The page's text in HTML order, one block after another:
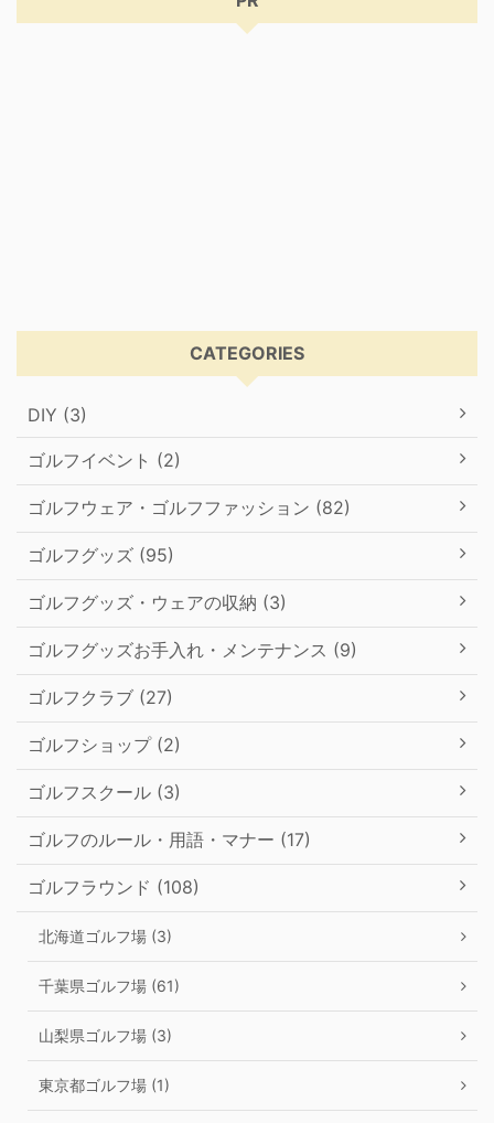
CATEGORIES
DIY (3)
ゴルフイベント (2)
ゴルフウェア・ゴルフファッション (82)
ゴルフグッズ (95)
ゴルフグッズ・ウェアの収納 (3)
ゴルフグッズお手入れ・メンテナンス (9)
ゴルフクラブ (27)
ゴルフショップ (2)
ゴルフスクール (3)
ゴルフのルール・用語・マナー (17)
ゴルフラウンド (108)
北海道ゴルフ場 (3)
千葉県ゴルフ場 (61)
山梨県ゴルフ場 (3)
東京都ゴルフ場 (1)